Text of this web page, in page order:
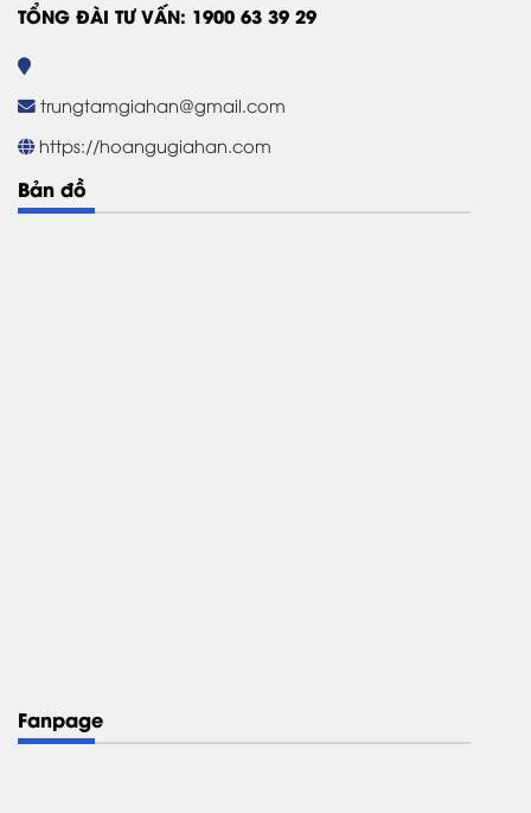
TỔNG ĐÀI TƯ VẤN: 1900 63 39 29
trungtamgiahan@gmail.com
https://hoangugiahan.com
Bản đồ
Fanpage